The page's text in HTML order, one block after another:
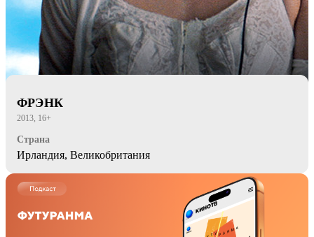
ФРЭНК
2013, 16+
Страна
Ирландия, Великобритания